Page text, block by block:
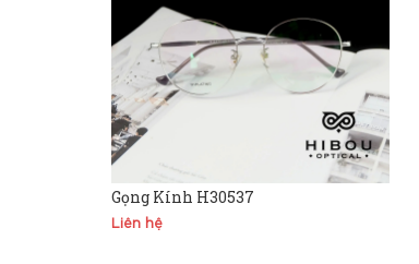
Gọng Kính H30537
Liên hệ